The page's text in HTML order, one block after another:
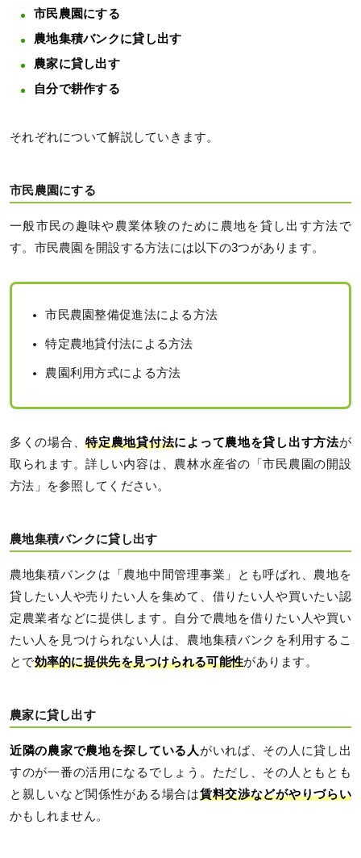
市民農園にする
農地集積バンクに貸し出す
農家に貸し出す
自分で耕作する
それぞれについて解説していきます。
市民農園にする
一般市民の趣味や農業体験のために農地を貸し出す方法で
す。市民農園を開設する方法には以下の3つがあります。
市民農園整備促進法による方法
特定農地貸付法による方法
農園利用方式による方法
多くの場合、特定農地貸付法によって農地を貸し出す方法が
取られます。詳しい内容は、農林水産省の「市民農園の開設
方法」を参照してください。
農地集積バンクに貸し出す
農地集積バンクは「農地中間管理事業」とも呼ばれ、農地を
貸したい人や売りたい人を集めて、借りたい人や買いたい認
定農業者などに提供します。自分で農地を借りたい人や買い
たい人を見つけられない人は、農地集積バンクを利用するこ
とで効率的に提供先を見つけられる可能性があります。
農家に貸し出す
近隣の農家で農地を探している人 がいれば、その人に貸し出
すのが一番の活用になるでしょう。ただし、その人ともとも
と親しいなど関係性がある場合は賃料交渉などがやりづらい
かもしれません。